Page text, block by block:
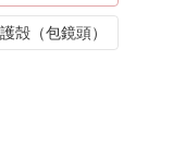
殻（包鏡頭）